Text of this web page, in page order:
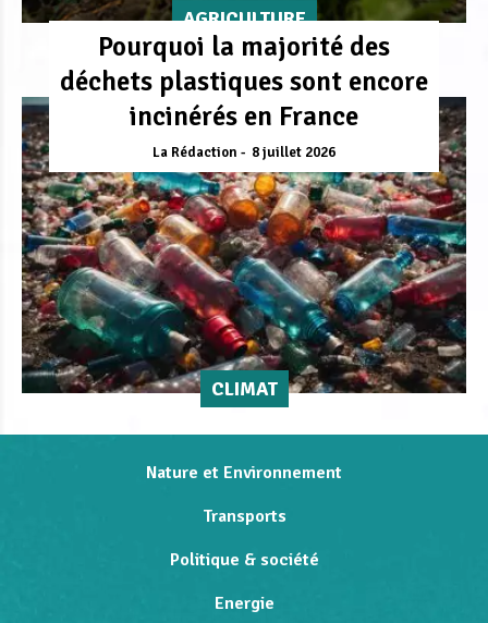
AGRICULTURE
Pourquoi la majorité des
déchets plastiques sont encore
incinérés en France
La Rédaction 8 juillet 2026
CLIMAT
Nature et Environnement
Transports
Politique & société
Energie